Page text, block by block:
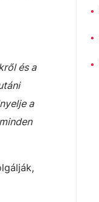
és a
a
•
•
•